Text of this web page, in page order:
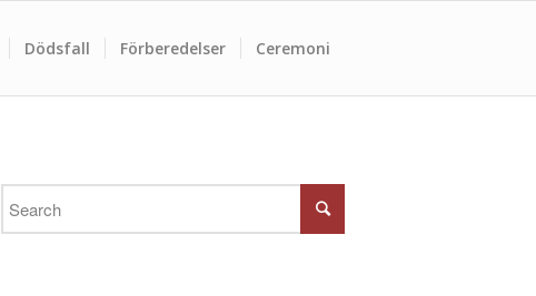
Dödsfall Förberedelser Ceremoni